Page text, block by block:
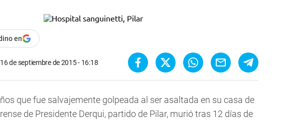
en
16 de septiembre de 2015 - 16:18
que fue salvajemente golpeada al ser asaltada en su casa de
de Presidente Derqui, partido de Pilar, murió tras 12 días de